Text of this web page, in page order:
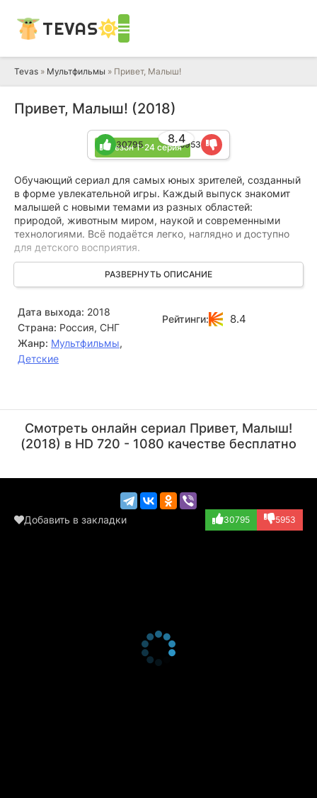
TEVAS
Tevas » Мультфильмы » Привет, Малыш!
Привет, Малыш! (2018)
1 сезон 1-24 серия
8.4
30795 5953
Обучающий сериал для самых юных зрителей, созданный
в форме увлекательной игры. Каждый выпуск знакомит
малышей с новыми темами из разных областей:
природой, животным миром, наукой и современными
технологиями. Всё подаётся легко, наглядно и доступно
для детского восприятия.
Особую роль играют авторские песенки — они написаны
специально для сериала и помогают закрепить
музыкальному оформлению и ярким образам ребёнок
быстро запоминает, о чём шла речь, и с удовольствием
возвращается к просмотру снова и снова.
РАЗВЕРНУТЬ ОПИСАНИЕ
Дата выхода: 2018
Страна: Россия, СНГ
Жанр: Мультфильмы,
Детские
Рейтинги: 8.4
Смотреть онлайн сериал Привет, Малыш!
(2018) в HD 720 - 1080 качестве бесплатно
Добавить в закладки 30795 5953